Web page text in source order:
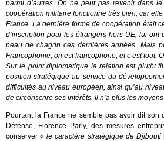
parmi d’autres. On ne peut pas revenir dans
coopération militaire fonctionne très bien, car
France. La dernière forme de coopération était
d’inscription pour les étrangers hors UE, lui
peau de chagrin ces dernières années. Mais
Francophonie, on est francophone, et c’est tout.
Sur le point diplomatique la relation est plutôt
position stratégique au service du
difficultés au niveau européen, ainsi qu’au
de circonscrire ses intérêts. Il n’a plus les
Pourtant la France ne semble pas avoir dit
Défense, Florence Parly, des mesures
conserver «le caractère stratégique de Djibouti